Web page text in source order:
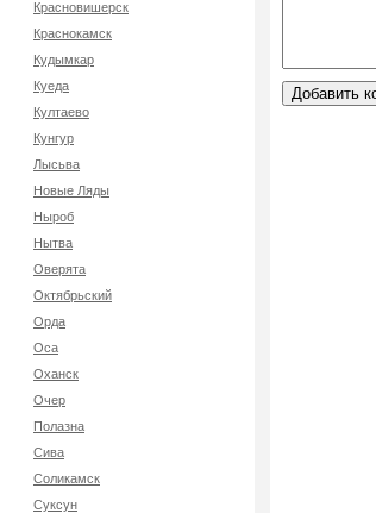
Красновишерск
Краснокамск
Кудымкар
Куеда
Култаево
Кунгур
Лысьва
Новые Ляды
Ныроб
Нытва
Оверята
Октябрьский
Орда
Оса
Оханск
Очер
Полазна
Сива
Соликамск
Суксун